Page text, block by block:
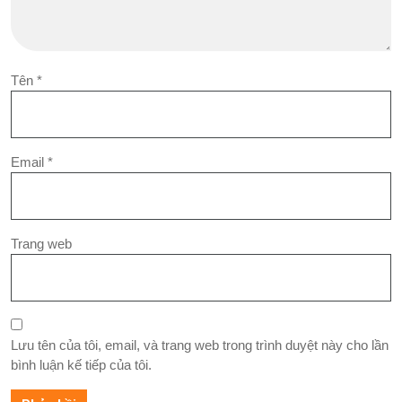
Tên *
Email *
Trang web
Lưu tên của tôi, email, và trang web trong trình duyệt này cho lần
bình luận kế tiếp của tôi.